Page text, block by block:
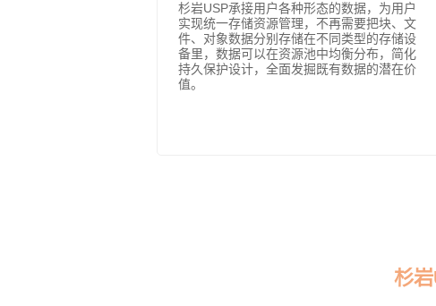
杉岩USP承接用户各种形态的数据，为用户
实现统一存储资源管理，不再需要把块、文
件、对象数据分别存储在不同类型的存储设
备里，数据可以在资源池中均衡分布，简化
持久保护设计，全面发掘既有数据的潜在价
值。
杉